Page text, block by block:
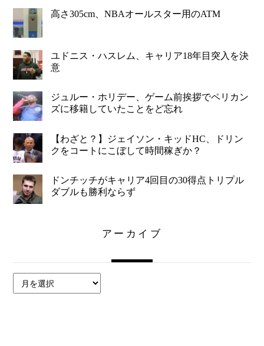
高さ305cm、NBAオールスター用のATM
ユドニス・ハスレム、キャリア18年目突入を決
意
ジュルー・ホリデー、ゲーム前挨拶でペリカン
ズに移籍していたことをど忘れ
【わざと？】ジェイソン・キッドHC、ドリン
クをコートにこぼして時間稼ぎか？
ドンチッチがキャリア4回目の30得点トリプル
ダブルも勝利ならず
アーカイブ
ー